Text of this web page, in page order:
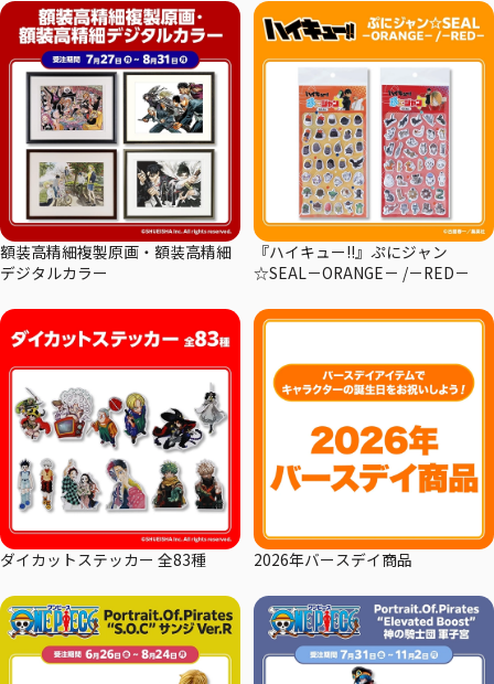
額装高精細複製原画・額装高精細
デジタルカラー
『ハイキュー!!』ぷにジャン
☆SEAL－ORANGE－ /－RED－
ダイカットステッカー 全83種 2026年バースデイ商品